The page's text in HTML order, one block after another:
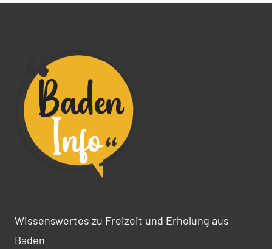
Wissenswertes zu Freizeit und Erholung aus
Baden